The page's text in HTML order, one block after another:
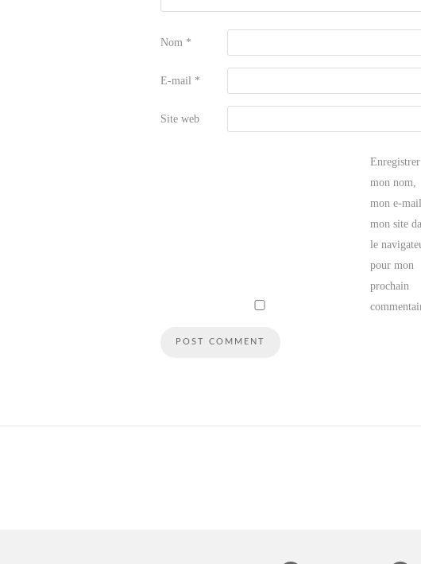
Nom *
E-mail *
Site web
Enregistrer
mon nom,
mon e-
mon site
le
pour mon
prochain